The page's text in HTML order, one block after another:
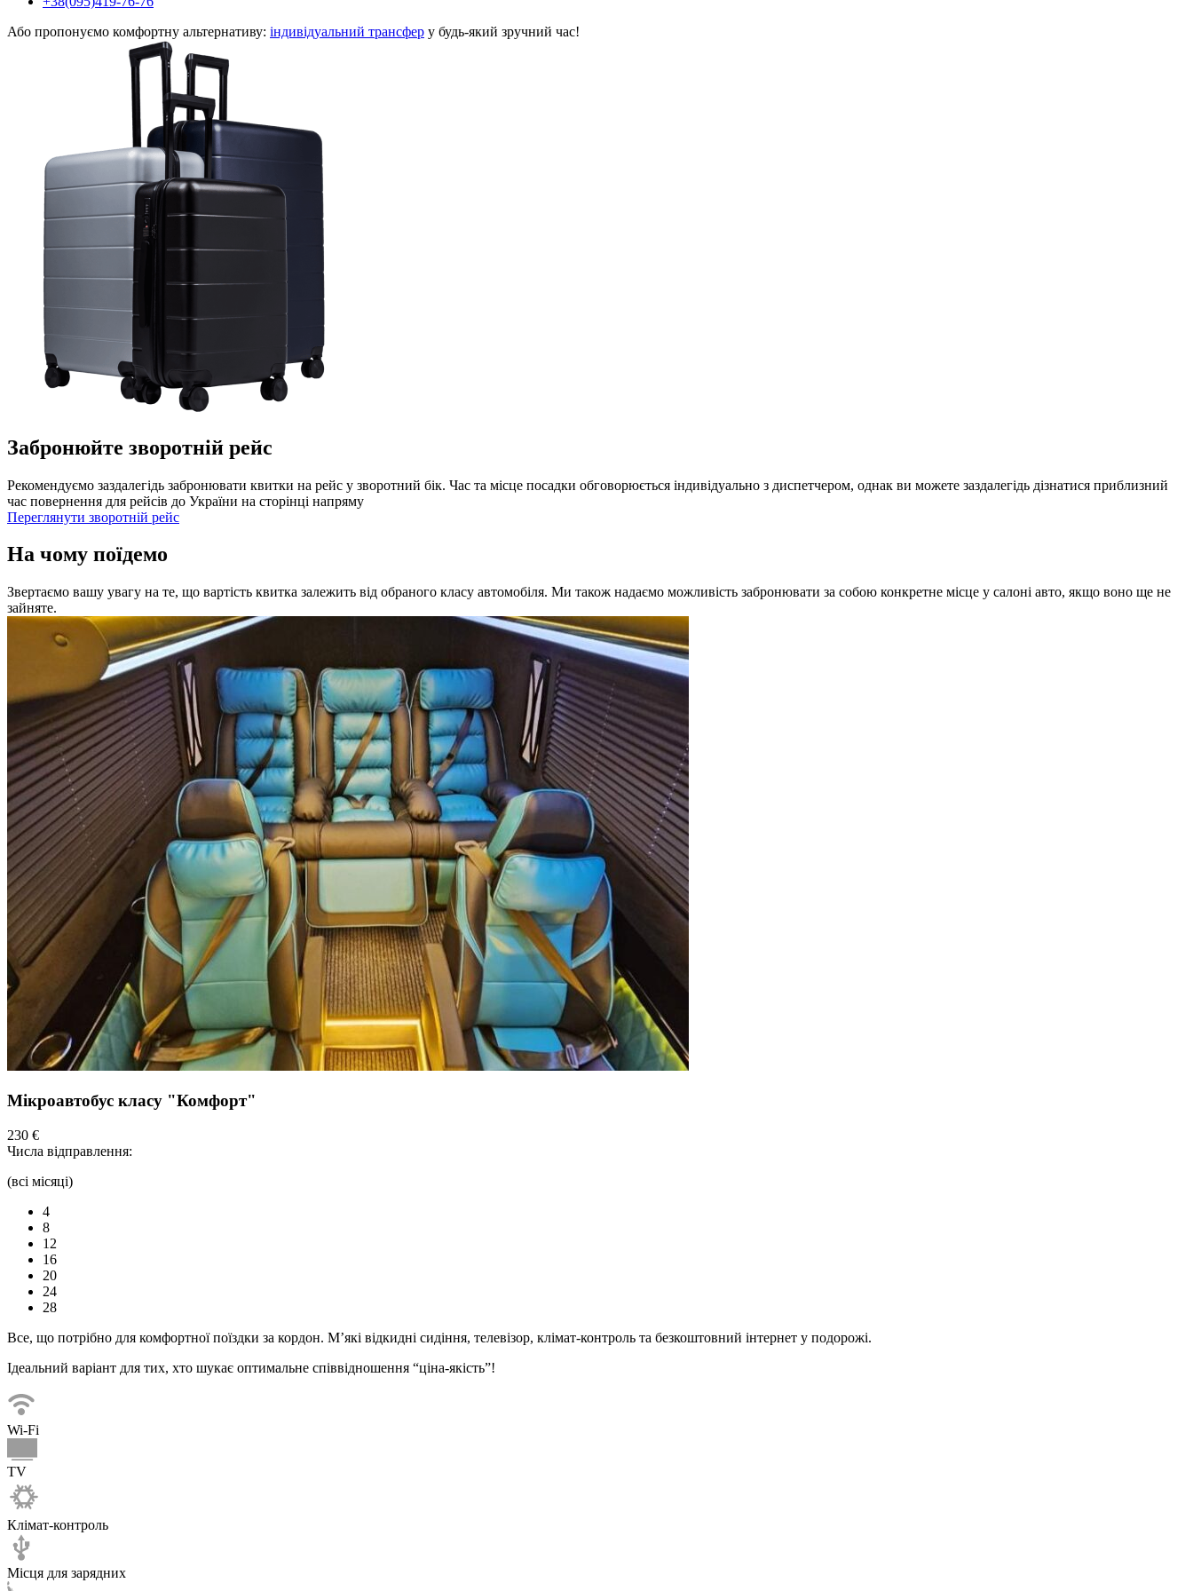
Або пропонуємо комфортну альтернативу: індивідуальний трансфер у будь-який зручний час!
Забронюйте зворотній рейс
Рекомендуємо заздалегідь забронювати квитки на рейс у зворотний бік. Час та місце посадки обговорюється індивідуально з диспетчером, однак ви можете заздалегідь дізнатися приблизний
час повернення для рейсів до України на сторінці напряму
Переглянути зворотній рейс
На чому поїдемо
Звертаємо вашу увагу на те, що вартість квитка залежить від обраного класу автомобіля. Ми також надаємо можливість забронювати за собою конкретне місце у салоні авто, якщо воно ще не
зайняте.
Мікроавтобус класу "Комфорт"
230 €
Числа відправлення:
(всі місяці)
4
8
12
16
20
24
28
Все, що потрібно для комфортноїпоїздки за кордон. М’які відкидні сидіння, телевізор, клімат-контроль та безкоштовний інтернет у подорожі.
Ідеальний варіант для тих, хто шукає оптимальне співвідношення “ціна-якість”!
Wi-Fi
TV
Клімат-контроль
Місця для зарядних